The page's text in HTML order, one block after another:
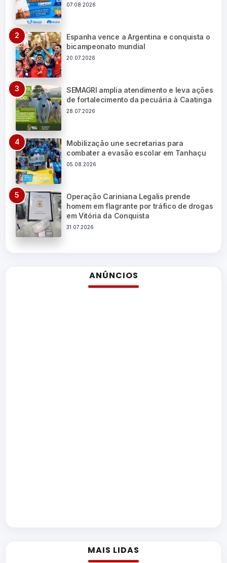
07.08.2026
Espanha vence a Argentina e conquista o
bicampeonato mundial
20.07.2026
SEMAGRI amplia atendimento e leva ações
de fortalecimento da pecuária à Caatinga
28.07.2026
Mobilização une secretarias para
combater a evasão escolar em Tanhaçu
05.08.2026
Operação Cariniana Legalis prende
homem em flagrante por tráfico de drogas
em Vitória da Conquista
31.07.2026
ANÚNCIOS
MAIS LIDAS